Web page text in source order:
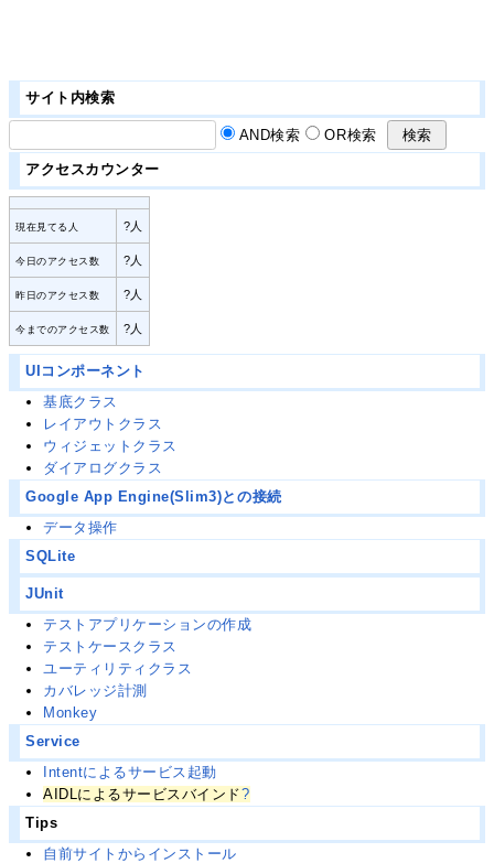
サイト内検索
AND検索 OR検索
アクセスカウンター
現在見てる人 ? 人
今日のアクセス数 ? 人
昨日のアクセス数 ? 人
今までのアクセス数 ? 人
UIコンポーネント
基底クラス
レイアウトクラス
ウィジェットクラス
ダイアログクラス
Google App Engine(Slim3)との接続
データ操作
SQLite
JUnit
テストアプリケーションの作成
テストケースクラス
ユーティリティクラス
カバレッジ計測
Monkey
Service
Intentによるサービス起動
AIDLによるサービスバインド?
Tips
自前サイトからインストール